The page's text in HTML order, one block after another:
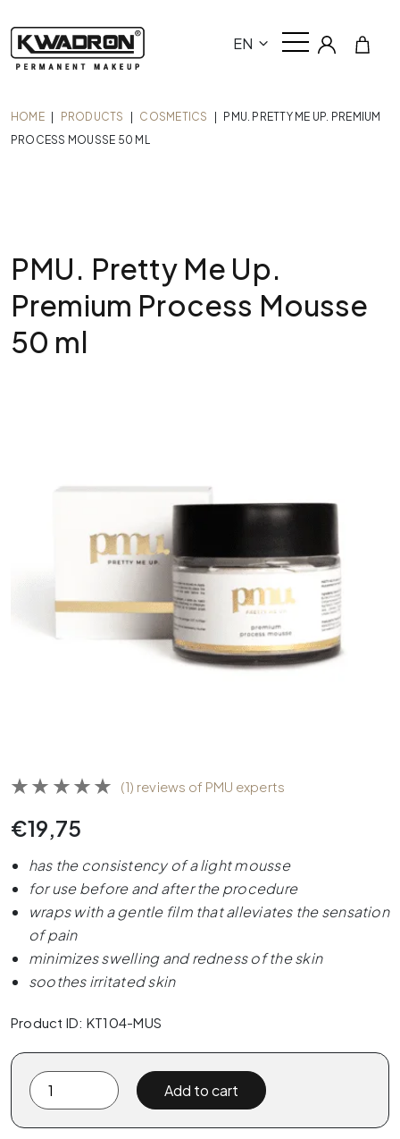
EN
HOME PRODUCTS COSMETICS
PMU. PRETTY ME UP. PREMIUM
PROCESS MOUSSE 50 ML
PMU. Pretty Me Up.
Premium Process Mousse
50 ml
(1) reviews of PMU experts
€19,75
has the consistency of a light mousse
for use before and after the procedure
wraps with a gentle film that alleviates the sensation
of pain
minimizes swelling and redness of the skin
soothes irritated skin
Product ID: KT104-MUS
PMU.
Pretty
Me
Add to cart